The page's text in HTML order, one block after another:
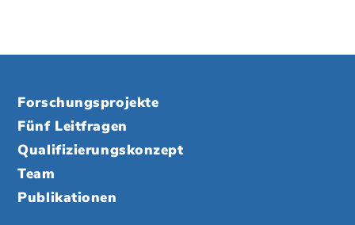
Forschungsprojekte
Fünf Leitfragen
Qualifizierungskonzept
Team
Publikationen